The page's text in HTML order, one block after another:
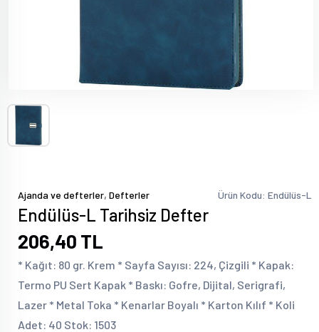
Ajanda ve defterler, Defterler Ürün Kodu: Endülüs-L
Endülüs-L Tarihsiz Defter
206,40 TL
* Kağıt: 80 gr. Krem * Sayfa Sayısı: 224, Çizgili * Kapak:
Termo PU Sert Kapak * Baskı: Gofre, Dijital, Serigrafi,
Lazer * Metal Toka * Kenarlar Boyalı * Karton Kılıf * Koli
Adet: 40 Stok: 1503